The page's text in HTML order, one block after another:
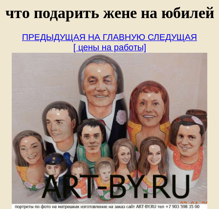
что подарить жене на юбилей
ПРЕДЫДУЩАЯ НА ГЛАВНУЮ СЛЕДУЩАЯ
[ цены на работы]